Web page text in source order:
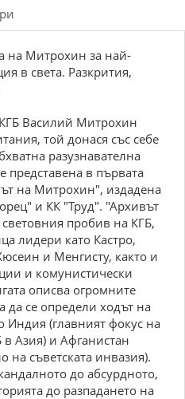
на Митрохин за най-
в света. Разкрития,
Василий Митрохин
той донася със себе
разузнавателна
представена в първата
на Митрохин", издадена
и КК "Труд". "Архивът
пробив на КГБ,
лидери като Кастро,
и Менгисту, както и
и комунистически
описва огромните
да се определи ходът на
Индия (главният фокус на
в Азия) и Афганистан
на съветската инвазия).
до абсурдното,
до разпадането на